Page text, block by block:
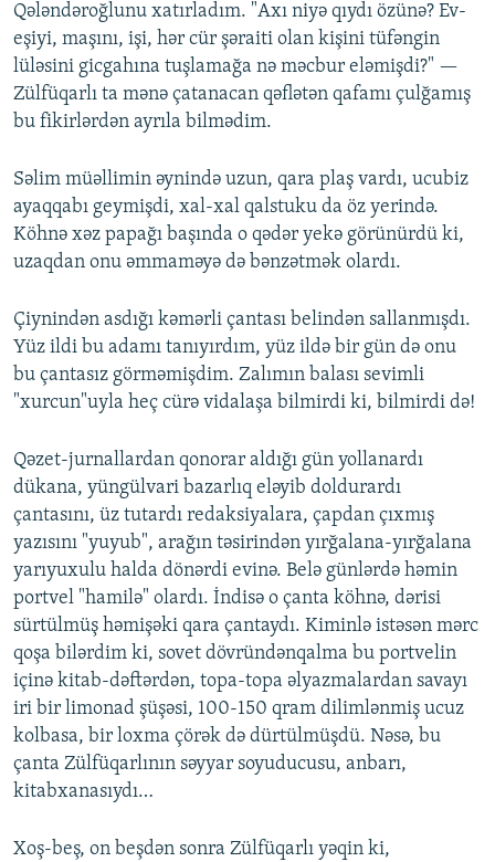
Qələndəroğlunu xatırladım. "Axı niyə qıydı özünə? Ev-
eşiyi, maşını, işi, hər cür şəraiti olan kişini tüfəngin
lüləsini gicgahına tuşlamağa nə məcbur eləmişdi?" —
Zülfüqarlı ta mənə çatanacan qəflətən qafamı çulğamış
bu fikirlərdən ayrıla bilmədim.
Səlim müəllimin əynində uzun, qara plaş vardı, ucubiz
ayaqqabı geymişdi, xal-xal qalstuku da öz yerində.
Köhnə xəz papağı başında o qədər yekə görünürdü ki,
uzaqdan onu əmmaməyə də bənzətmək olardı.
Çiynindən asdığı kəmərli çantası belindən sallanmışdı.
Yüz ildi bu adamı tanıyırdım, yüz ildə bir gün də onu
bu çantasız görməmişdim. Zalımın balası sevimli
"xurcun"uyla heç cürə vidalaşa bilmirdi ki, bilmirdi də!
Qəzet-jurnallardan qonorar aldığı gün yollanardı
dükana, yüngülvari bazarlıq eləyib doldurardı
çantasını, üz tutardı redaksiyalara, çapdan çıxmış
yazısını "yuyub", arağın təsirindən yırğalana-yırğalana
yarıyuxulu halda dönərdi evinə. Belə günlərdə həmin
portvel "hamilə" olardı. İndisə o çanta köhnə, dərisi
sürtülmüş həmişəki qara çantaydı. Kiminlə istəsən mərc
qoşa bilərdim ki, sovet dövründənqalma bu portvelin
içinə kitab-dəftərdən, topa-topa əlyazmalardan savayı
iri bir limonad şüşəsi, 100-150 qram dilimlənmiş ucuz
kolbasa, bir loxma çörək də dürtülmüşdü. Nəsə, bu
çanta Zülfüqarlının səyyar soyuducusu, anbarı,
kitabxanasıydı…
Xoş-beş, on beşdən sonra Zülfüqarlı yəqin ki,